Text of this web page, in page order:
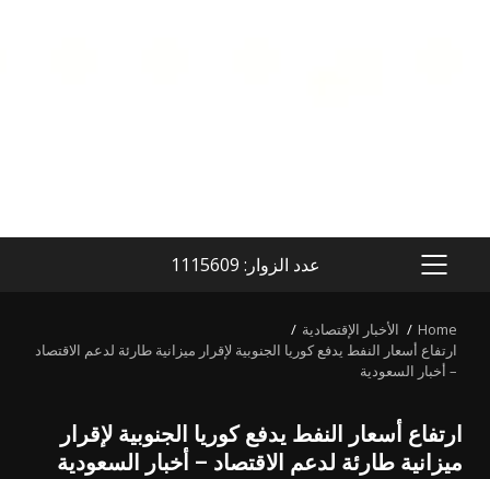
PRIMARY
عدد الزوار: 1115609
Home
الأخبار الإقتصادية
ارتفاع أسعار النفط يدفع كوريا الجنوبية لإقرار ميزانية طارئة لدعم الاقتصاد
– أخبار السعودية
ارتفاع أسعار النفط يدفع كوريا الجنوبية لإقرار
ميزانية طارئة لدعم الاقتصاد – أخبار السعودية